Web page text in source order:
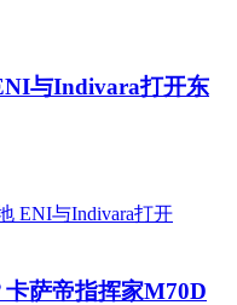
与Indivara打开东
萨帝指挥家M70D